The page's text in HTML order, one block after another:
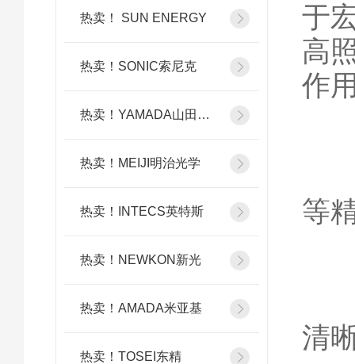
热卖！ SUN ENERGY
热卖！SONIC索尼克
热卖！YAMADA山田光学
热卖！MEIJI明治光学
热卖！INTECS英特斯
热卖！NEWKON新光
热卖！AMADA米亚基
热卖！TOSEI东精
于
高
作
等
清